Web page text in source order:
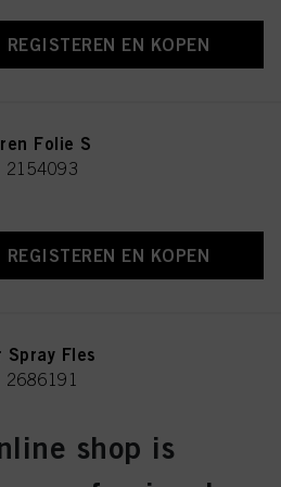
REGISTEREN EN KOPEN
Folie S
2154093
REGISTEREN EN KOPEN
Spray Fles
2686191
REGISTEREN EN KOPEN
shop is